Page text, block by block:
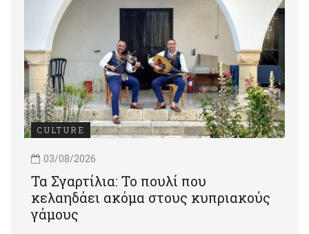
CULTURE
03/08/2026
Τα Σγαρτίλια: Το πουλί που
κελαηδάει ακόμα στους κυπριακούς
γάμους